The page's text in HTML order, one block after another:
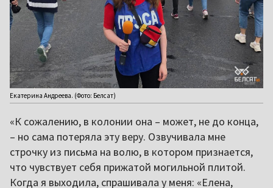
Екатерина Андреева. (Фото: Белсат)
«К сожалению, в колонии она – может, не до конца,
– но сама потеряла эту веру. Озвучивала мне
строчку из письма на волю, в котором признается,
что чувствует себя прижатой могильной плитой.
Когда я выходила, спрашивала у меня: «Елена,